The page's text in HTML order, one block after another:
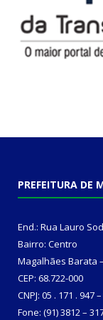
PREFEITURA DE
End.: Rua Lauro
Bairro: Centro
Magalhães Barata
CEP: 68.722-000
CNPJ: 05 . 171 . 947
Fone: (91) 3812 –